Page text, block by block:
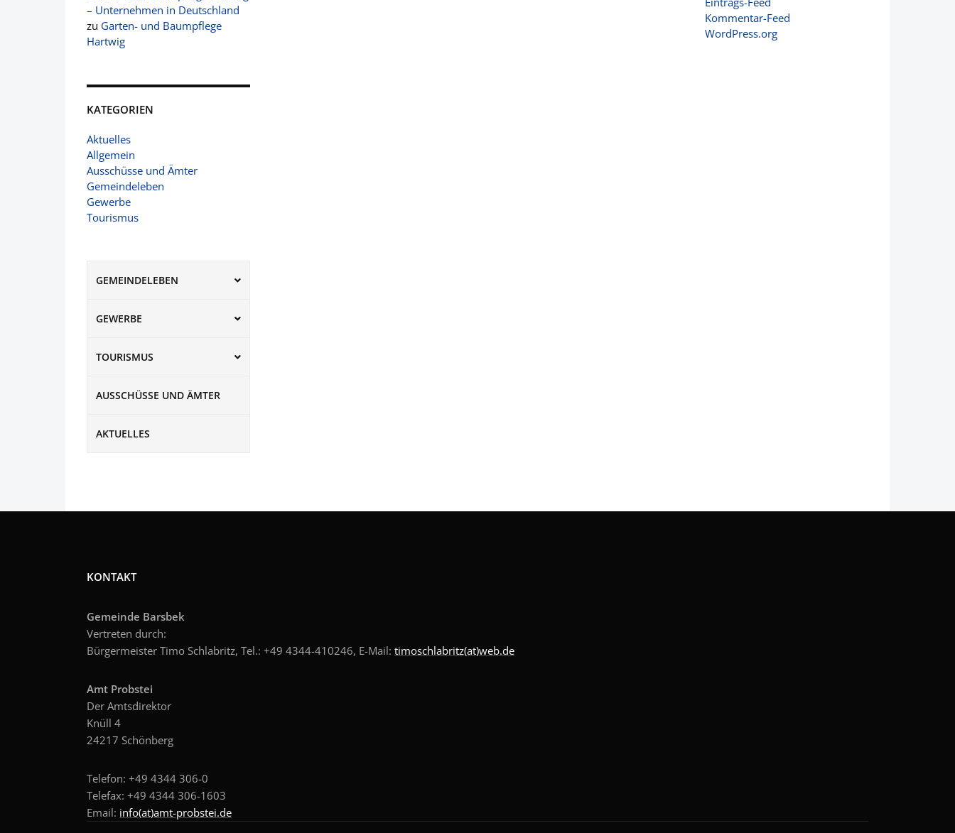
– Unternehmen in Deutschland
zu Garten- und Baumpflege
Hartwig
KATEGORIEN
Aktuelles
Allgemein
Ausschüsse und Ämter
Gemeindeleben
Gewerbe
Tourismus
GEMEINDELEBEN
GEWERBE
TOURISMUS
AUSSCHÜSSE UND ÄMTER
AKTUELLES
Kommentar-Feed
WordPress.org
KONTAKT
Gemeinde Barsbek
Vertreten durch:
Bürgermeister Timo Schlabritz, Tel.: +49 4344-410246, E-Mail: timoschlabritz(at)web.de
Amt Probstei
Der Amtsdirektor
Knüll 4
24217 Schönberg
Telefon: +49 4344 306-0
Telefax: +49 4344 306-1603
Email: info(at)amt-probstei.de